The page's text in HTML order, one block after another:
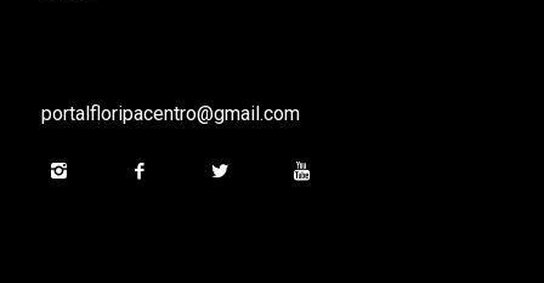
portalfloripacentro@gmail.com